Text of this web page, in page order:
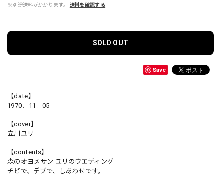
※別途送料がかかります。 送料を確認する
SOLD OUT
Save
【date】
1970．11．05
【cover】
立川ユリ
【contents】
森のオヨメサン ユリのウエディング
チビで、デブで、しあわせです。